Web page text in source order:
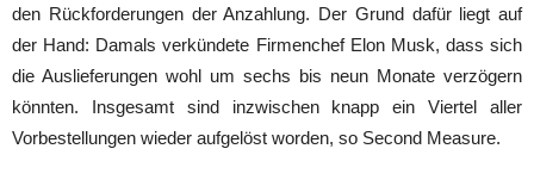
den Rückforderungen der Anzahlung. Der Grund dafür liegt auf
der Hand: Damals verkündete Firmenchef Elon Musk, dass sich
die Auslieferungen wohl um sechs bis neun Monate verzögern
könnten. Insgesamt sind inzwischen knapp ein Viertel aller
Vorbestellungen wieder aufgelöst worden, so Second Measure.